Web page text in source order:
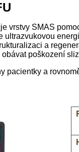
vrstvy SMAS
a
poškození
pacientky a